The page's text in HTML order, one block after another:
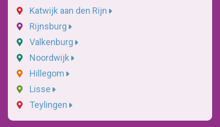
Katwijk aan den Rijn
Rijnsburg
Valkenburg
Noordwijk
Hillegom
Lisse
Teylingen